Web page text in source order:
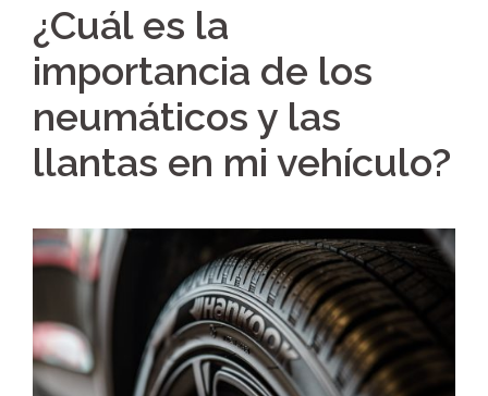
¿Cuál es la
importancia de los
neumáticos y las
llantas en mi vehículo?